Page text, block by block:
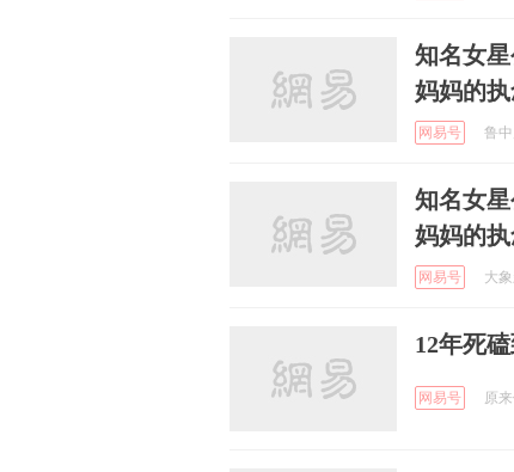
知名女
妈妈的
网易号 鲁
知名女
妈妈的
网易号 大
12年死
网易号 原